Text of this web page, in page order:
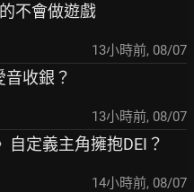
不會做遊戲
13小時前, 08/07
音收銀？
13小時前, 08/07
自定義主角擁抱DEI？
14小時前, 08/07